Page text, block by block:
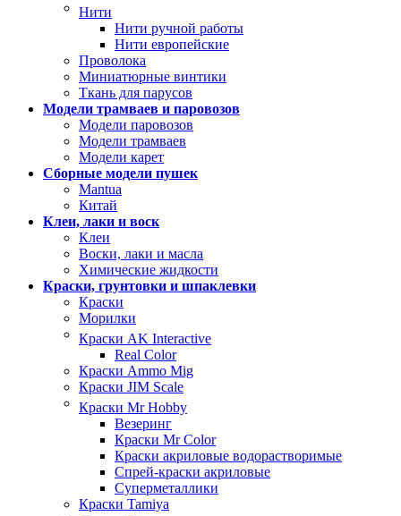
Нити
Нити ручной работы
Нити европейские
Проволока
Миниатюрные винтики
Ткань для парусов
Модели трамваев и паровозов
Модели паровозов
Модели трамваев
Модели карет
Сборные модели пушек
Mantua
Китай
Клеи, лаки и воск
Клеи
Воски, лаки и масла
Химические жидкости
Краски, грунтовки и шпаклевки
Краски
Морилки
Краски AK Interactive
Real Color
Краски Ammo Mig
Краски JIM Scale
Краски Mr Hobby
Везеринг
Краски Mr Color
Краски акриловые водорастворимые
Спрей-краски акриловые
Суперметаллики
Краски Tamiya